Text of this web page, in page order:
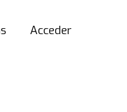
Acceder